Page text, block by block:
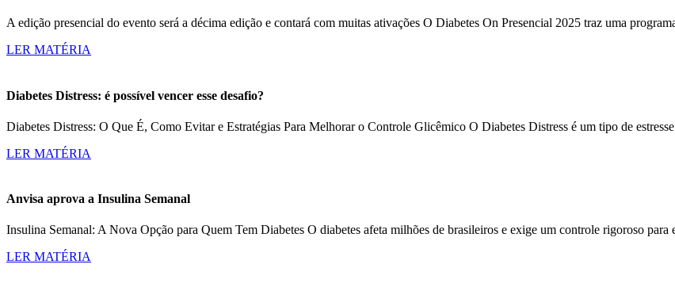
A edição presencial do evento será a décima edição e contará com muitas ativações O Diabetes On Presencial 2025 traz uma
LER MATÉRIA
Diabetes Distress: é possível vencer esse desafio?
Diabetes Distress: O Que É, Como Evitar e Estratégias Para Melhorar o Controle Glicêmico O Diabetes Distress é um tipo de
LER MATÉRIA
Anvisa aprova a Insulina Semanal
Insulina Semanal: A Nova Opção para Quem Tem Diabetes O diabetes afeta milhões de brasileiros e exige um controle rigoroso
LER MATÉRIA